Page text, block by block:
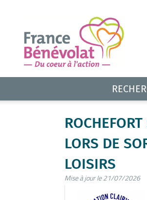
LORS DE
LOISIRS
Mise à jour le 21/07/2026